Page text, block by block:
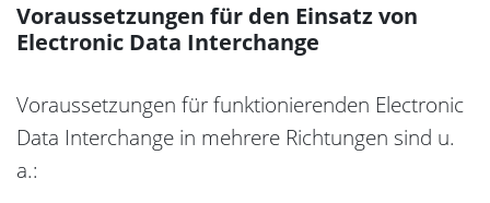
Voraussetzungen für den Einsatz von
Electronic Data Interchange
Voraussetzungen für funktionierenden Electronic
Data Interchange in mehrere Richtungen sind u.
a.: